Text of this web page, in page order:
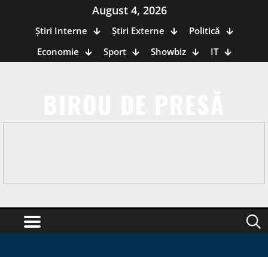
August 4, 2026
Știri Interne Știri Externe
Politică
Economie
Sport Showbiz IT